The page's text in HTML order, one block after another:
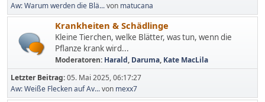
Aw: Warum werden die Blä...von matucana
Krankheiten & Schädlinge
Kleine Tierchen, welke Blätter, was tun, wenn die
Pflanze krank wird...
Moderatoren: Harald, Daruma, Kate MacLila
Letzter Beitrag:05. Mai 2025, 06:17:27
Aw: Weiße Flecken auf Av...von mexx7